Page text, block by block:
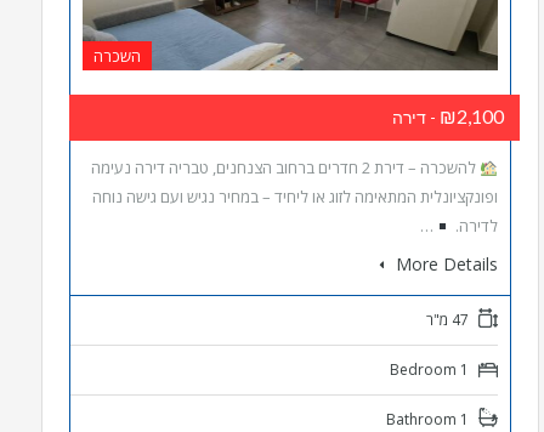
השכרה
₪2,100 - דירה
להשכרה – דירת 2 חדרים ברחוב הצנחנים, טבריה דירה נעימה
ופונקציונלית המתאימה לזוג או ליחיד – במחיר נגיש ועם גישה נוחה
לדירה.
…
More Details